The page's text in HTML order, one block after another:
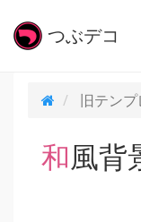
つぶデコ
旧テンプ
和風背景のにじみ文字絵